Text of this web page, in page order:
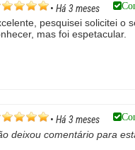
• Há 3 meses
pesquisei solicitei o
mas foi espetacular.
• Há 3 meses
deixou comentário para